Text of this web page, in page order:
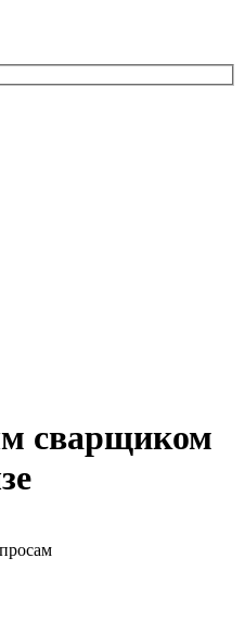
сварщиком